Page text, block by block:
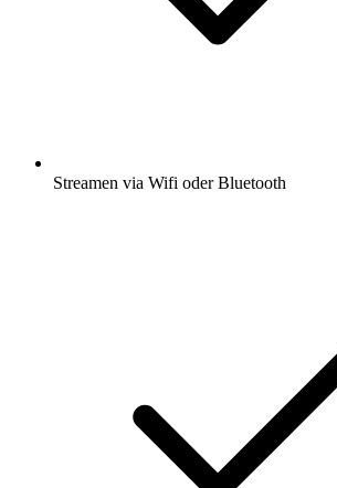
Streamen via Wifi oder Bluetooth